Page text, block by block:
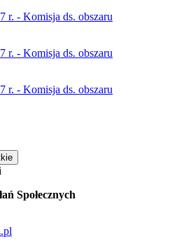
r. - Komisja ds. obszaru
r. - Komisja ds. obszaru
r. - Komisja ds. obszaru
Społecznych